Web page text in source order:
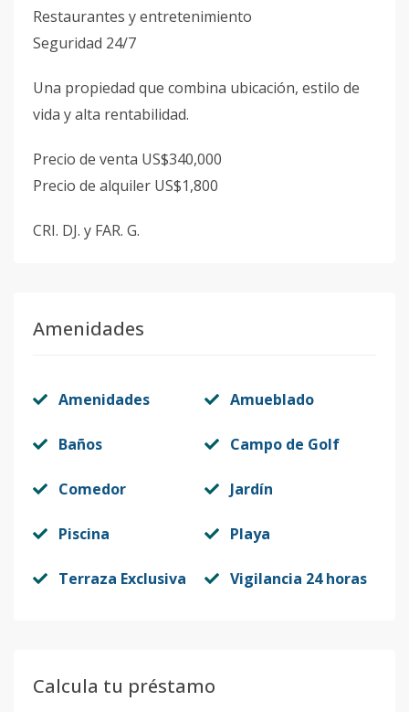
Restaurantes y entretenimiento
Seguridad 24/7
Una propiedad que combina ubicación, estilo de
vida y alta rentabilidad.
Precio de venta US$340,000
Precio de alquiler US$1,800
CRI. DJ. y FAR. G.
Amenidades
Amenidades Amueblado
Baños Campo de Golf
Comedor Jardín
Piscina Playa
Terraza Exclusiva Vigilancia 24 horas
Calcula tu préstamo